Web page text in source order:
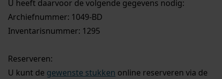
U heeft daarvoor de volgende gegevens nodig:
Archiefnummer: 1049-BD
Inventarisnummer: 1295
Reserveren:
U kunt de gewenste stukken online reserveren via de